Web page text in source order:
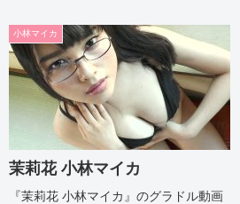
小林マイカ
茉莉花 小林マイカ
『茉莉花 小林マイカ』のグラドル動画